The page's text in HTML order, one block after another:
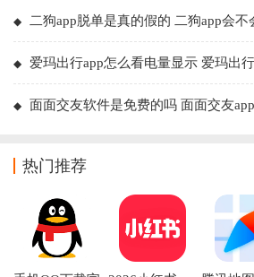
二狗app脱单是真的假的 二狗app会不
爱玛出行app怎么看电量显示 爱玛出
面面交友软件是免费的吗 面面交友
热门推荐